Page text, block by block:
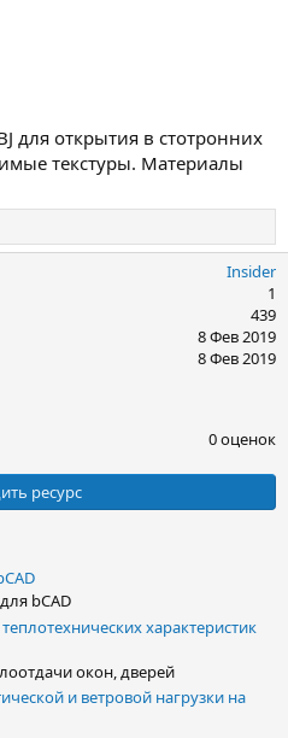
для открытия в стотронних
текстуры. Материалы
Insider
1
439
8 Фев 2019
8 Фев 2019
0 оценок
ресурс
bCAD
характеристик
окон, дверей
и ветровой нагрузки на